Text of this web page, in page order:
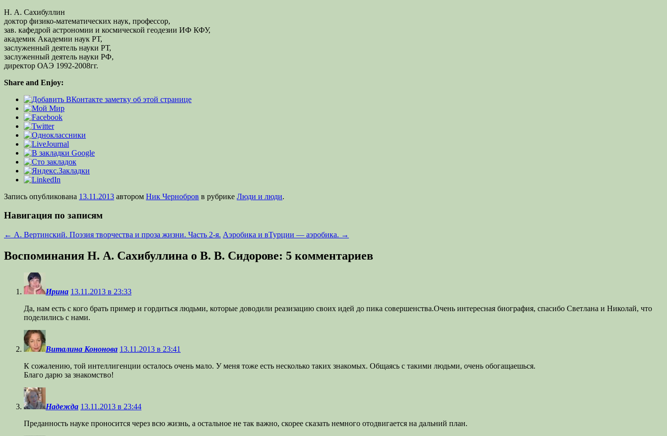
Н. А. Сахибуллин
доктор физико-математических наук, профессор,
зав. кафедрой астрономии и космической геодезии ИФ КФУ,
академик Академии наук РТ,
заслуженный деятель науки РТ,
заслуженный деятель науки РФ,
директор ОАЭ 1992-2008гг.
Share and Enjoy:
Запись опубликована 13.11.2013 автором Ник Чернобров в рубрике Люди и люди.
Навигация по записям
← А. Вертинский. Поэзия творчества и проза жизни. Часть 2-я. Аэробика и вТурции — аэробика. →
Воспоминания Н. А. Сахибуллина о В. В. Сидорове: 5 комментариев
Ирина 13.11.2013 в 23:33
Да, нам есть с кого брать пример и гордиться людьми, которые доводили реазизацию своих идей до пика совершенства.Очень интересная биография, спасибо Светлана и Николай, что
поделились с нами.
Виталина Кононова 13.11.2013 в 23:41
К сожалению, той интеллигенции осталось очень мало. У меня тоже есть несколько таких знакомых. Общаясь с такими людьми, очень обогащаешься.
Благо дарю за знакомство!
Надежда 13.11.2013 в 23:44
Преданность науке проносится через всю жизнь, а остальное не так важно, скорее сказать немного отодвигается на дальний план.